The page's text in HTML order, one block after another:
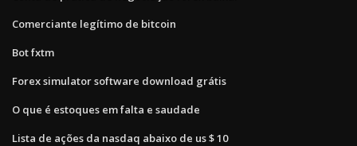
Comerciante legítimo de bitcoin
Bot fxtm
Forex simulator software download grátis
O que é estoques em falta e saudade
Lista de ações da nasdaq abaixo de us $ 10